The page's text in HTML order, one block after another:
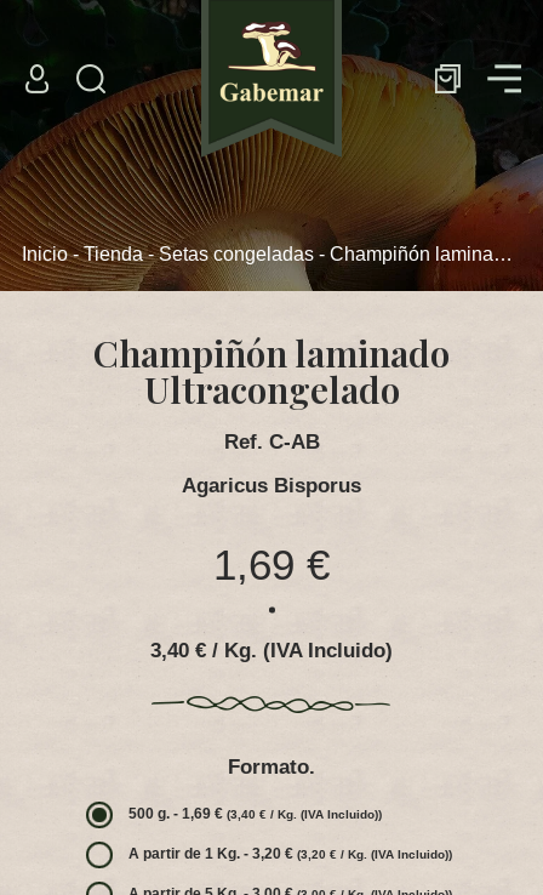
Inicio-Tienda-Setas congeladas- Champiñón laminado Ultracongelado
Champiñón laminado
Ultracongelado
Ref. C-AB
Agaricus Bisporus
1,69 €
3,40 € / Kg. (IVA Incluido)
Formato.
500 g. - 1,69 €(3,40 € / Kg. (IVA Incluido))
A partir de 1 Kg. - 3,20 €(3,20 € / Kg. (IVA Incluido))
Tienda Online
Setas frescas
Setas congeladas
Setas deshidratadas
Frutos Rojos
Instalaciones y Logística
Ubicación
Contacto
Legal